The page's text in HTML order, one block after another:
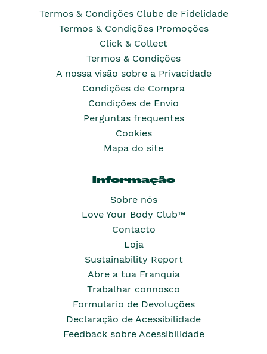
Termos & Condições Clube de Fidelidade
Termos & Condições Promoções
Click & Collect
Termos & Condições
A nossa visão sobre a Privacidade
Condições de Compra
Condições de Envio
Perguntas frequentes
Cookies
Mapa do site
Informação
Sobre nós
Love Your Body Club™
Contacto
Loja
Sustainability Report
Abre a tua Franquia
Trabalhar connosco
Formulario de Devoluções
Declaração de Acessibilidade
Feedback sobre Acessibilidade